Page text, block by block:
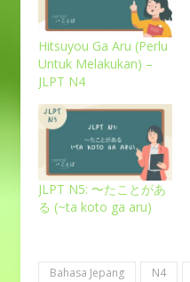
Hitsuyou Ga Aru (Perlu
Untuk Melakukan) –
JLPT N4
JLPT N5: 〜たことがあ
る (~ta koto ga aru)
Bahasa Jepang N4